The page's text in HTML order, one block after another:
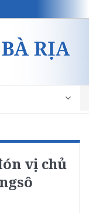
vị chủ